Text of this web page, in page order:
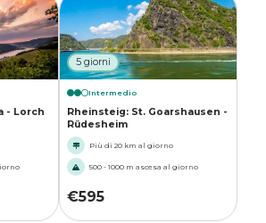
- Lorch
5 giorni
Intermedio
Rheinsteig: St. Goarshausen -
Rüdesheim
Più di 20 km al giorno
500 - 1000 m ascesa al giorno
€595